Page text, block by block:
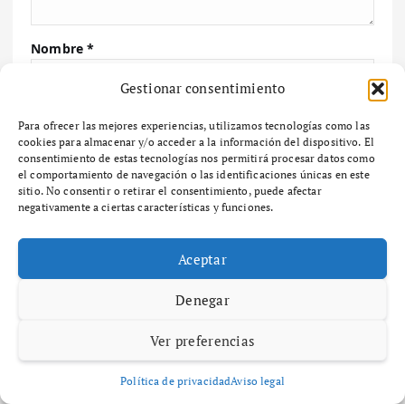
Gestionar consentimiento
Para ofrecer las mejores experiencias, utilizamos tecnologías como las
cookies para almacenar y/o acceder a la información del dispositivo. El
consentimiento de estas tecnologías nos permitirá procesar datos como
el comportamiento de navegación o las identificaciones únicas en este
sitio. No consentir o retirar el consentimiento, puede afectar
negativamente a ciertas características y funciones.
Aceptar
Denegar
Ver preferencias
Política de privacidadAviso legal
Nombre*
Correo electrónico*
Web
Guarda mi nombre, correo electrónico y web en
este navegador para la próxima vez que comente.